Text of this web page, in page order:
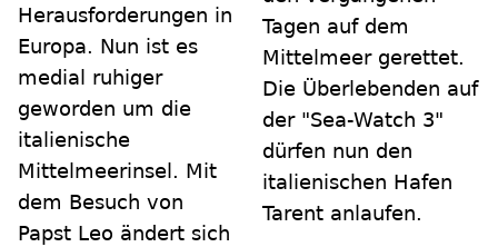
Herausforderungen in
Europa. Nun ist es
medial ruhiger
geworden um die
italienische
Mittelmeerinsel. Mit
dem Besuch von
Papst Leo ändert sich
Tagen auf dem
Mittelmeer gerettet.
Die Überlebenden auf
der "Sea-Watch 3"
dürfen nun den
italienischen Hafen
Tarent anlaufen.